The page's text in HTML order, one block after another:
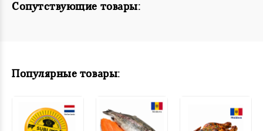
Сопутствующие товары:
Популярные товары: